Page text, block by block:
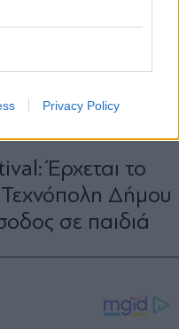
Privacy Policy
Έρχεται το
Δήμου
σε παιδιά